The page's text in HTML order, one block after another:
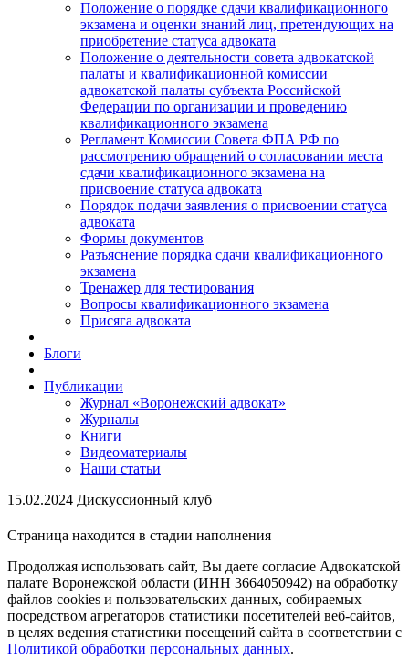
Положение о порядке сдачи квалификационного
экзамена и оценки знаний лиц, претендующих на
приобретение статуса адвоката
Положение о деятельности совета адвокатской
палаты и квалификационной комиссии
адвокатской палаты субъекта Российской
Федерации по организации и проведению
квалификационного экзамена
Регламент Комиссии Совета ФПА РФ по
рассмотрению обращений о согласовании места
сдачи квалификационного экзамена на
присвоение статуса адвоката
Порядок подачи заявления о присвоении статуса
адвоката
Формы документов
Разъяснение порядка сдачи квалификационного
экзамена
Тренажер для тестирования
Вопросы квалификационного экзамена
Присяга адвоката
Блоги
Публикации
Журнал «Воронежский адвокат»
Журналы
Книги
Видеоматериалы
Наши статьи
15.02.2024 Дискуссионный клуб
Страница находится в стадии наполнения
Продолжая использовать сайт, Вы даете согласие Адвокатской
палате Воронежской области (ИНН 3664050942) на обработку
файлов cookies и пользовательских данных, собираемых
посредством агрегаторов статистики посетителей веб-сайтов,
в целях ведения статистики посещений сайта в соответствии с
Политикой обработки персональных данных.